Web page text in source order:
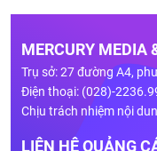
MERCURY MEDIA
Trụ sở: 27 đường A4,
Điện thoại: (028)-
Chịu trách nhiệm nội
LIÊN HỆ QUẢNG